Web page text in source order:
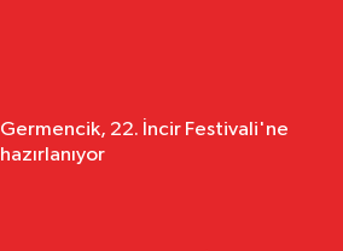
Germencik, 22. İncir Festivali'ne
hazırlanıyor